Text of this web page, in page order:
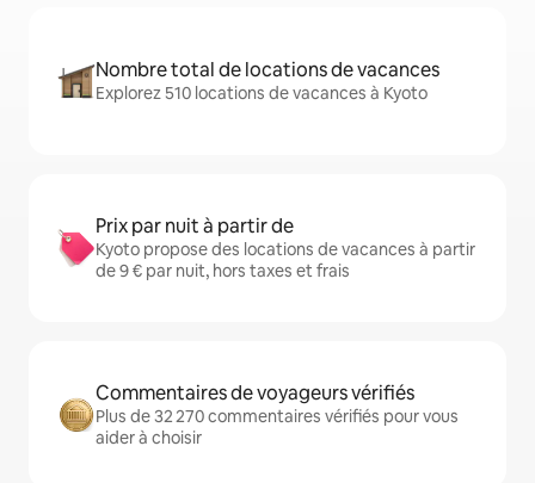
Nombre total de locations de vacances
Explorez 510 locations de vacances à Kyoto
Prix par nuit à partir de
Kyoto propose des locations de vacances à partir
de 9 € par nuit, hors taxes et frais
Commentaires de voyageurs vérifiés
Plus de 32 270 commentaires vérifiés pour vous
aider à choisir